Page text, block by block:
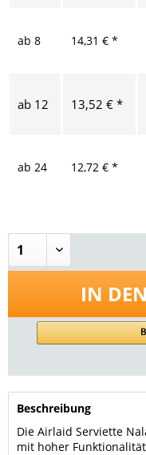
ab 8 14,31 € *
ab 12 13,52 € *
ab 24 12,72 € *
IN DEN
Beschreibung
Die Airlaid Serviette
mit hoher